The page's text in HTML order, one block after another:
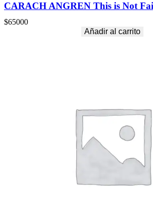
CARACH ANGREN This is Not
$65000
Añadir al carrito